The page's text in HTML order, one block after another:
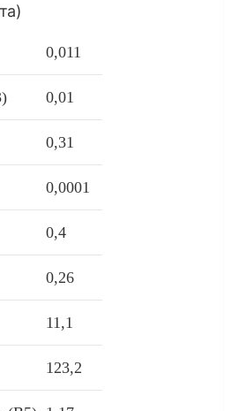
0,011
0,01
0,31
0,0001
0,4
0,26
11,1
123,2